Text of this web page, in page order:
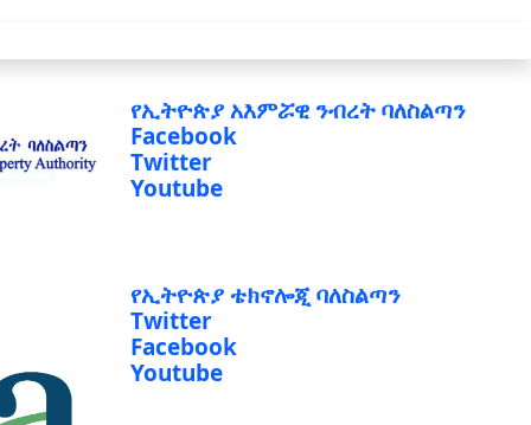
የኢትዮጵያ አእምሯዊ ንብረት ባለስልጣን
Facebook
Twitter
Youtube
የኢትዮጵያ ቴክኖሎጂ ባለስልጣን
Twitter
Facebook
Youtube